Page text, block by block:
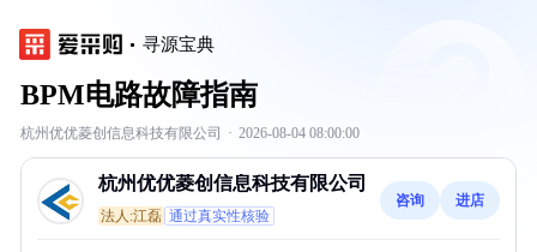
寻源宝典
BPM电路故障指南
杭州优优菱创信息科技有限公司 · 2026-08-04 08:00:00
杭州优优菱创信息科技有限公司
法人:江磊 通过真实性核验
咨询 进店